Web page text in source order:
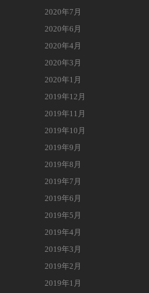
2020年7月
2020年6月
2020年4月
2020年3月
2020年1月
2019年12月
2019年11月
2019年10月
2019年9月
2019年8月
2019年7月
2019年6月
2019年5月
2019年4月
2019年3月
2019年2月
2019年1月